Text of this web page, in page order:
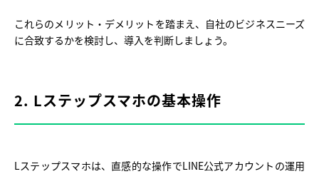
これらのメリット・デメリットを踏まえ、自社のビジネスニーズ
に合致するかを検討し、導入を判断しましょう。
2. Lステップスマホの基本操作
Lステップスマホは、直感的な操作でLINE公式アカウントの運用